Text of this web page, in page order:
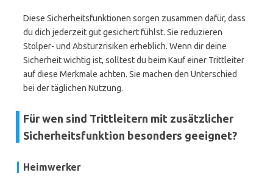
Diese Sicherheitsfunktionen sorgen zusammen dafür, dass
du dich jederzeit gut gesichert fühlst. Sie reduzieren
Stolper- und Absturzrisiken erheblich. Wenn dir deine
Sicherheit wichtig ist, solltest du beim Kauf einer Trittleiter
auf diese Merkmale achten. Sie machen den Unterschied
bei der täglichen Nutzung.
Für wen sind Trittleitern mit zusätzlicher
Sicherheitsfunktion besonders geeignet?
Heimwerker